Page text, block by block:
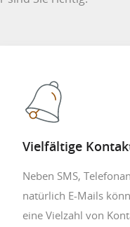
Vielfältige
Neben SMS,
natürlich E-Mails
eine Vielzahl von